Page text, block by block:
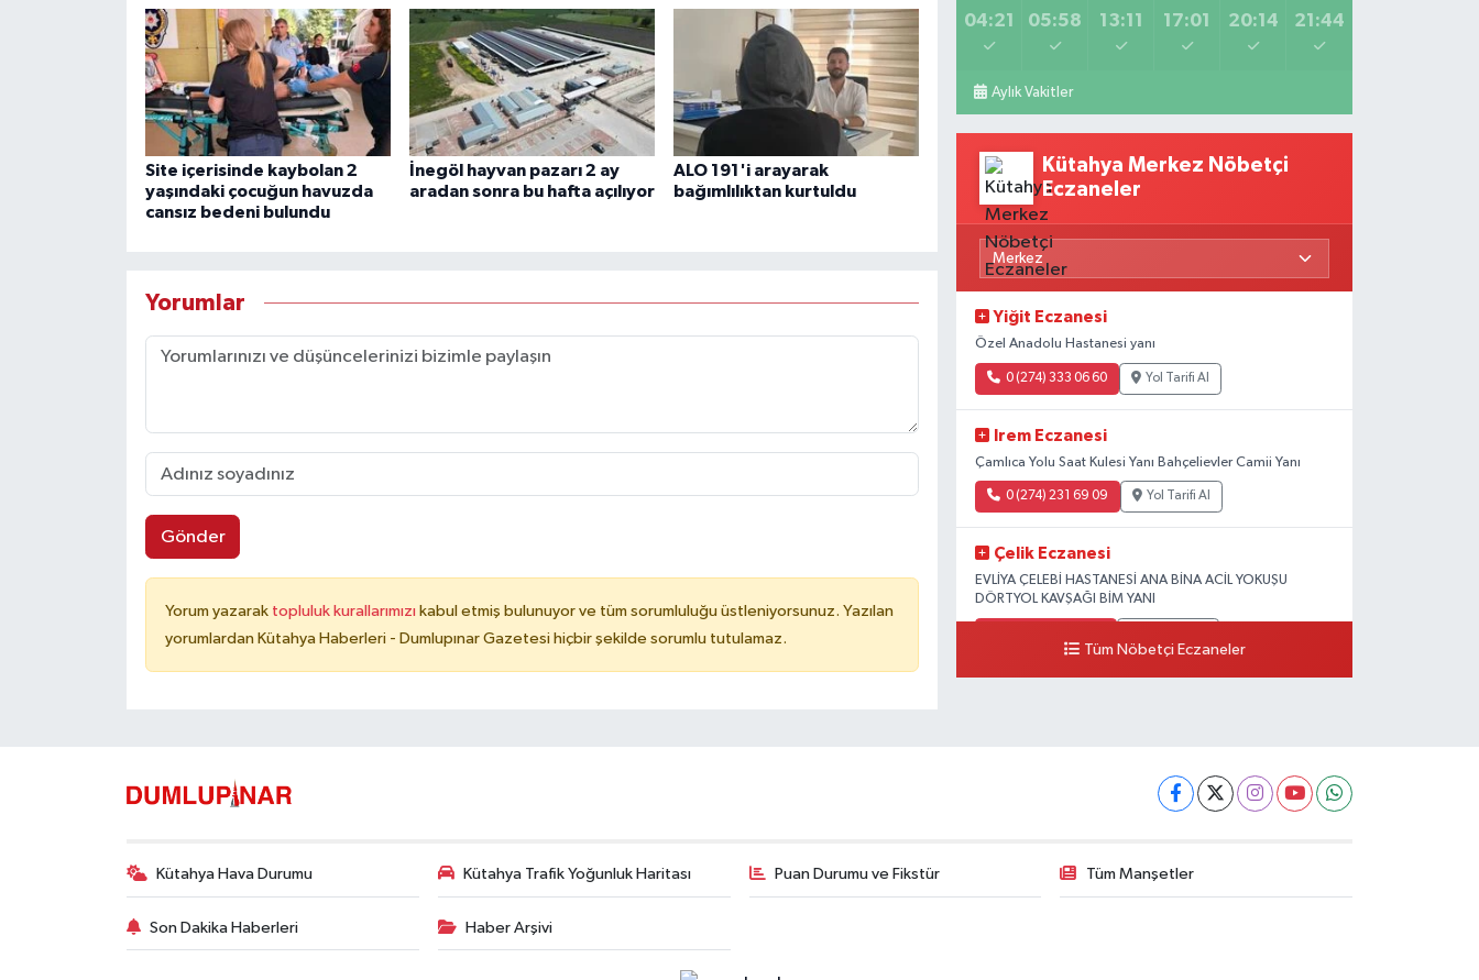
Site içerisinde kaybolan 2
yaşındaki çocuğun havuzda
cansız bedeni bulundu
İnegöl hayvan pazarı 2 ay
aradan sonra bu hafta açılıyor
ALO 191'i arayarak
bağımlılıktan kurtuldu
Yorumlar
Gönder
Yorum yazarak topluluk kurallarımızı kabul etmiş bulunuyor ve tüm sorumluluğu üstleniyorsunuz. Yazılan
yorumlardan Kütahya Haberleri - Dumlupınar Gazetesi hiçbir şekilde sorumlu tutulamaz.
04:21 05:58 13:11 17:01 20:14 21:44
Aylık Vakitler
Kütahya Merkez Nöbetçi
Eczaneler
Yiğit Eczanesi
Özel Anadolu Hastanesi yanı
0 (274) 333 06 60 Yol Tarifi Al
Irem Eczanesi
Çamlıca Yolu Saat Kulesi Yanı Bahçelievler Camii Yanı
0 (274) 231 69 09 Yol Tarifi Al
Çelik Eczanesi
EVLİYA ÇELEBİ HASTANESİ ANA BİNA ACİL YOKUŞU
DÖRTYOL KAVŞAĞI BİM YANI
Tüm Nöbetçi Eczaneler
Kütahya Hava Durumu Kütahya Trafik Yoğunluk Haritası Puan Durumu ve Fikstür Tüm Manşetler
Son Dakika Haberleri Haber Arşivi